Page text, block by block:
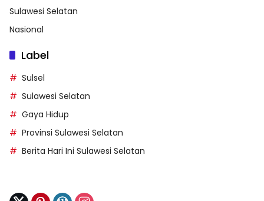
Sulawesi Selatan
Nasional
Label
Sulsel
Sulawesi Selatan
Gaya Hidup
Provinsi Sulawesi Selatan
Berita Hari Ini Sulawesi Selatan